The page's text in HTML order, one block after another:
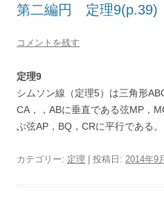
第二編円 定理9(p.39)
コメントを残す
定理9
シムソン線（定理5）は三角形
CA，，ABに垂直である弦MP，
ぶ弦AP，BQ，CRに平行である。
カテゴリー: 定理 | 投稿日: 2014年9